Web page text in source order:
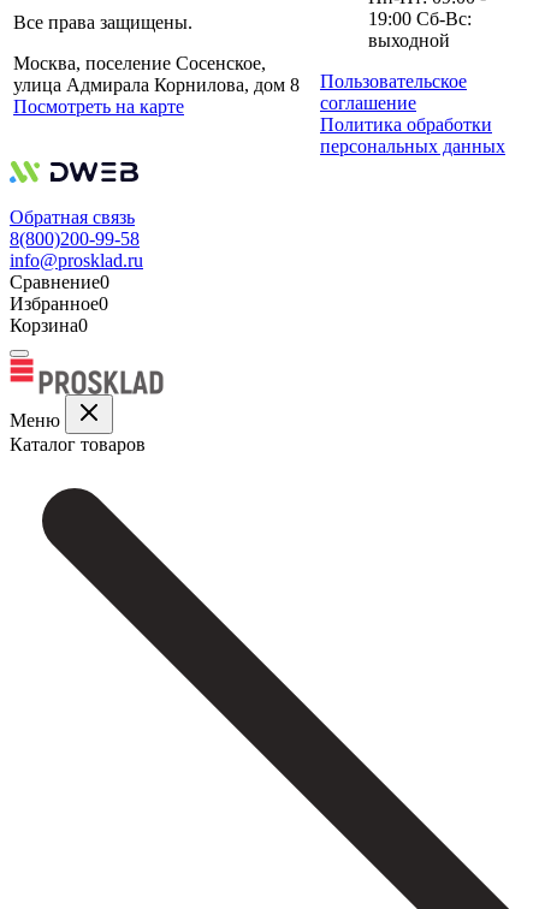
Все права защищены.
Москва, поселение Сосенское,
улица Адмирала Корнилова, дом 8
Посмотреть на карте
19:00 Сб-Вс:
выходной
Пользовательское
соглашение
Политика обработки
персональных данных
Обратная связь
8(800)200-99-58
info@prosklad.ru
Сравнение0
Избранное0
Корзина0
Меню
Каталог товаров